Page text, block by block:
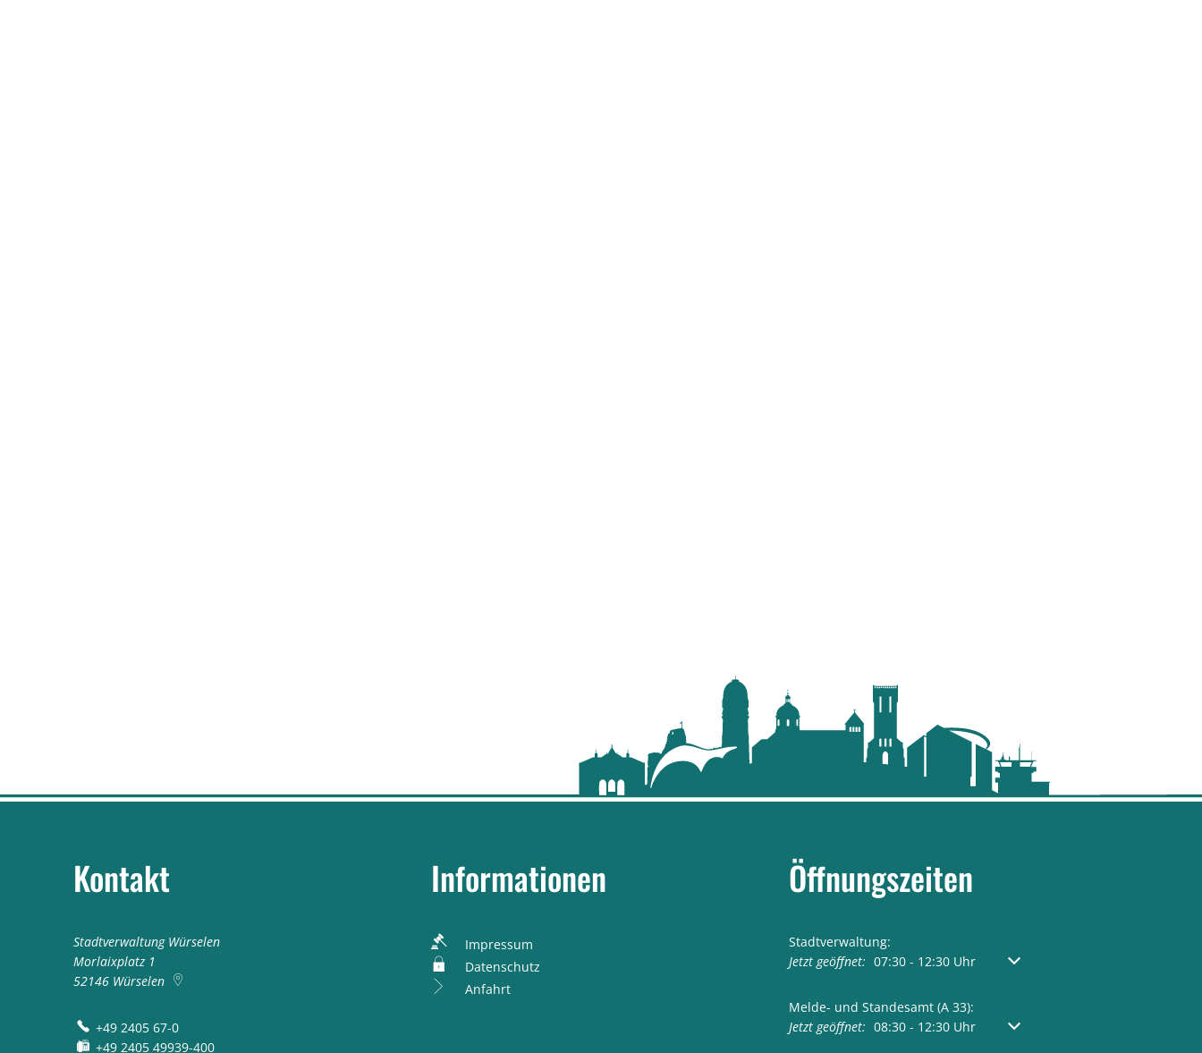
Kontakt
Stadtverwaltung Würselen
Morlaixplatz 1
52146 Würselen
+49 2405 67-0
+49 2405 49939-400
Informationen
Impressum
Datenschutz
Anfahrt
Öffnungszeiten
Stadtverwaltung:
Klicken, um weitere Öffnungs- oder Schließzeiten auszublenden
Jetzt geöffnet: 07:30 - 12:30 Uhr Von 07:30 bis 12:30 Uhr
Melde- und Standesamt (A 33):
Klicken, um weitere Öffnungs- oder Schließzeiten auszublenden
Jetzt geöffnet: 08:30 - 12:30 Uhr Von 08:30 bis 12:30 Uhr